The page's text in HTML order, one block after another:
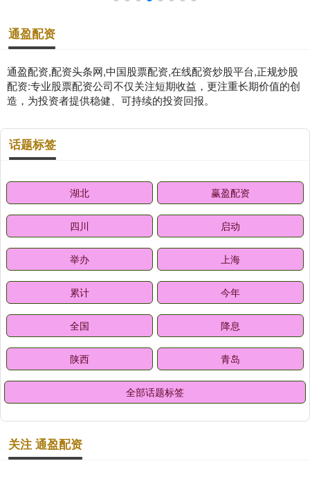
通盈配资
通盈配资,配资头条网,中国股票配资,在线配资炒股平台,正规炒股
配资:专业股票配资公司不仅关注短期收益，更注重长期价值的创
造，为投资者提供稳健、可持续的投资回报。
话题标签
湖北 赢盈配资
四川 启动
举办 上海
累计 今年
全国 降息
陕西 青岛
全部话题标签
关注 通盈配资